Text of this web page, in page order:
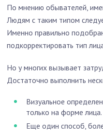
По мнению обывателей,
Людям с таким типом
Именно правильно
подкорректировать тип
Но у многих вызывает
Достаточно выполнить
Визуальное
только на форме лица.
Еще один способ,